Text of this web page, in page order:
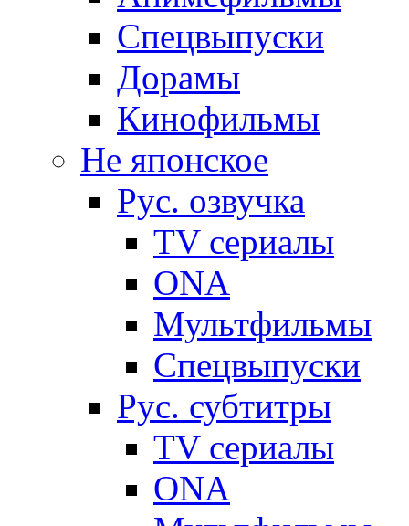
Спецвыпуски
Дорамы
Кинофильмы
Не японское
Рус. озвучка
TV сериалы
ONA
Мультфильмы
Спецвыпуски
Рус. субтитры
TV сериалы
ONA